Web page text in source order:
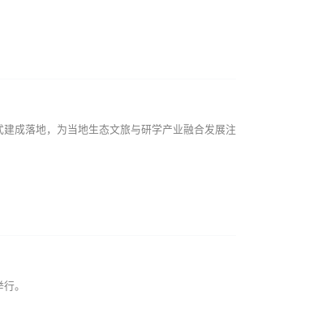
成落地，为当地生态文旅与研学产业融合发展注
。